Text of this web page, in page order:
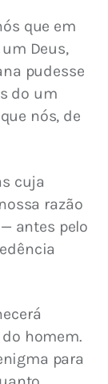
que em
Deus,
pudesse
do um
nós, de
cuja
razão
antes pelo
homem.
para